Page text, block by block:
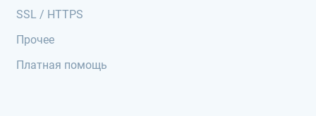
SSL / HTTPS
Прочее
Платная помощь